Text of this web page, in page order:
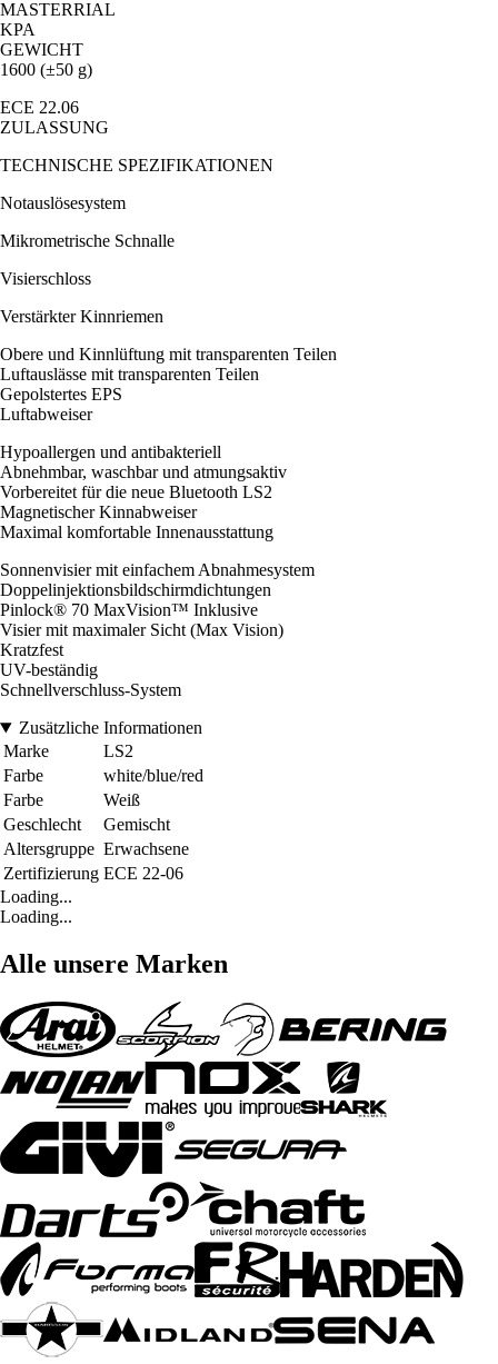
MASTERRIAL
KPA
GEWICHT
1600 (±50 g)
ECE 22.06
ZULASSUNG
TECHNISCHE SPEZIFIKATIONEN
Notauslösesystem
Mikrometrische Schnalle
Visierschloss
Verstärkter Kinnriemen
Obere und Kinnlüftung mit transparenten Teilen
Luftauslässe mit transparenten Teilen
Gepolstertes EPS
Luftabweiser
Hypoallergen und antibakteriell
Abnehmbar, waschbar und atmungsaktiv
Vorbereitet für die neue Bluetooth LS2
Magnetischer Kinnabweiser
Maximal komfortable Innenausstattung
Sonnenvisier mit einfachem Abnahmesystem
Doppelinjektionsbildschirmdichtungen
Pinlock® 70 MaxVision™ Inklusive
Visier mit maximaler Sicht (Max Vision)
Kratzfest
UV-beständig
Schnellverschluss-System
Zusätzliche Informationen
Marke
LS2
Farbe
white/blue/red
Farbe
Weiß
Geschlecht
Gemischt
Altersgruppe Erwachsene
Zertifizierung ECE 22-06
Loading...
Loading...
Alle unsere Marken